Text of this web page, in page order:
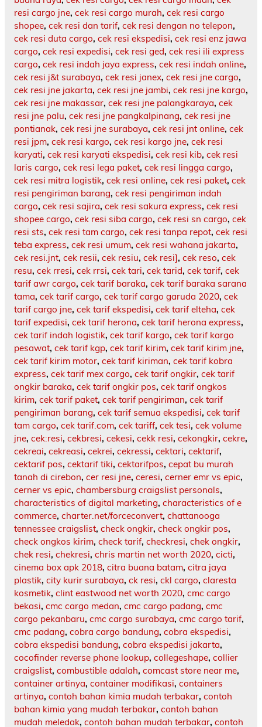
resi cargo jne, cek resi cargo murah, cek resi cargo
shopee, cek resi dan tarif, cek resi dengan no telepon,
cek resi duta cargo, cek resi ekspedisi, cek resi enz jawa
cargo, cek resi expedisi, cek resi ged, cek resi ili express
cargo, cek resi indah jaya express, cek resi indah online,
cek resi j&t surabaya, cek resi janex, cek resi jne cargo,
cek resi jne jakarta, cek resi jne jambi, cek resi jne kargo,
cek resi jne makassar, cek resi jne palangkaraya, cek
resi jne palu, cek resi jne pangkalpinang, cek resi jne
pontianak, cek resi jne surabaya, cek resi jnt online, cek
resi jpm, cek resi kargo, cek resi kargo jne, cek resi
karyati, cek resi karyati ekspedisi, cek resi kib, cek resi
laris cargo, cek resi lega paket, cek resi lingga cargo,
cek resi mitra logistik, cek resi online, cek resi paket, cek
resi pengiriman barang, cek resi pengiriman indah
cargo, cek resi sajira, cek resi sakura express, cek resi
shopee cargo, cek resi siba cargo, cek resi sn cargo, cek
resi sts, cek resi tam cargo, cek resi tanpa repot, cek resi
teba express, cek resi umum, cek resi wahana jakarta,
cek resi.jnt, cek resii, cek resiu, cek resi], cek reso, cek
resu, cek rresi, cek rrsi, cek tari, cek tarid, cek tarif, cek
tarif awr cargo, cek tarif baraka, cek tarif baraka sarana
tama, cek tarif cargo, cek tarif cargo garuda 2020, cek
tarif cargo jne, cek tarif ekspedisi, cek tarif elteha, cek
tarif expedisi, cek tarif herona, cek tarif herona express,
cek tarif indah logistik, cek tarif kargo, cek tarif kargo
pesawat, cek tarif kgp, cek tarif kirim, cek tarif kirim jne,
cek tarif kirim motor, cek tarif kiriman, cek tarif kobra
express, cek tarif mex cargo, cek tarif ongkir, cek tarif
ongkir baraka, cek tarif ongkir pos, cek tarif ongkos
kirim, cek tarif paket, cek tarif pengiriman, cek tarif
pengiriman barang, cek tarif semua ekspedisi, cek tarif
tam cargo, cek tarif.com, cek tariff, cek tesi, cek volume
jne, cek:resi, cekbresi, cekesi, cekk resi, cekongkir, cekre,
cekreai, cekreasi, cekrei, cekressi, cektari, cektarif,
cektarif pos, cektarif tiki, cektarifpos, cepat bu murah
tanah di cirebon, cer resi jne, ceresi, cerner emr vs epic,
cerner vs epic, chambersburg craigslist personals,
characteristics of digital marketing, characteristics of e
commerce, charter.net/forceconvert, chattanooga
tennessee craigslist, check ongkir, check ongkir pos,
check ongkos kirim, check tarif, checkresi, chek ongkir,
chek resi, chekresi, chris martin net worth 2020, cicti,
cinema box apk 2018, citra buana batam, citra jaya
plastik, city kurir surabaya, ck resi, ckl cargo, claresta
kosmetik, clint eastwood net worth 2020, cmc cargo
bekasi, cmc cargo medan, cmc cargo padang, cmc
cargo pekanbaru, cmc cargo surabaya, cmc cargo tarif,
cmc padang, cobra cargo bandung, cobra ekspedisi,
cobra ekspedisi bandung, cobra ekspedisi jakarta,
cocofinder reverse phone lookup, collegeshape, collier
craigslist, combustible adalah, comcast store near me,
container artinya, container modifikasi, containers
artinya, contoh bahan kimia mudah terbakar, contoh
bahan kimia yang mudah terbakar, contoh bahan
mudah meledak, contoh bahan mudah terbakar, contoh